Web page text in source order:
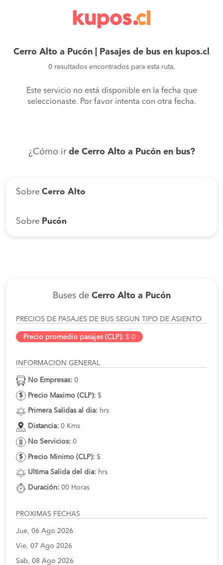
Cerro Alto a Pucón | Pasajes de bus en kupos.cl
0 resultados encontrados para esta ruta.
Este servicio no está disponible en la fecha que
seleccionaste. Por favor intenta con otra fecha.
¿Cómo ir de Cerro Alto a Pucón en bus?
Sobre Cerro Alto
Sobre Pucón
Buses de Cerro Alto a Pucón
PRECIOS DE PASAJES DE BUS SEGUN TIPO DE ASIENTO
Precio promedio pasajes (CLP): $ 0
INFORMACION GENERAL
No Empresas: 0
Precio Maximo (CLP): $
Primera Salidas al dia: hrs
Distancia: 0 Kms
No Servicios: 0
Precio Minimo (CLP): $
Ultima Salida del dia: hrs
Duración: 00 Horas
PROXIMAS FECHAS
Jue, 06 Ago 2026
Vie, 07 Ago 2026
Sab, 08 Ago 2026